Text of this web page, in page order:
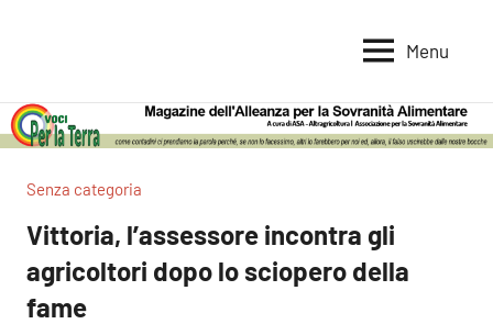
per
la
Terra
per
la
Alimentare
Menu
Senza categoria
Vittoria, l’assessore incontra gli
agricoltori dopo lo sciopero della
fame